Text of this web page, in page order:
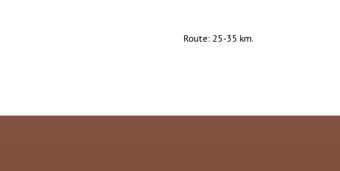
Route: 25-35 km.